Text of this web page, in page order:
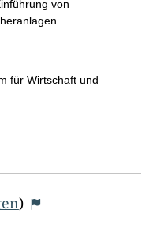
von
für Wirtschaft und
)